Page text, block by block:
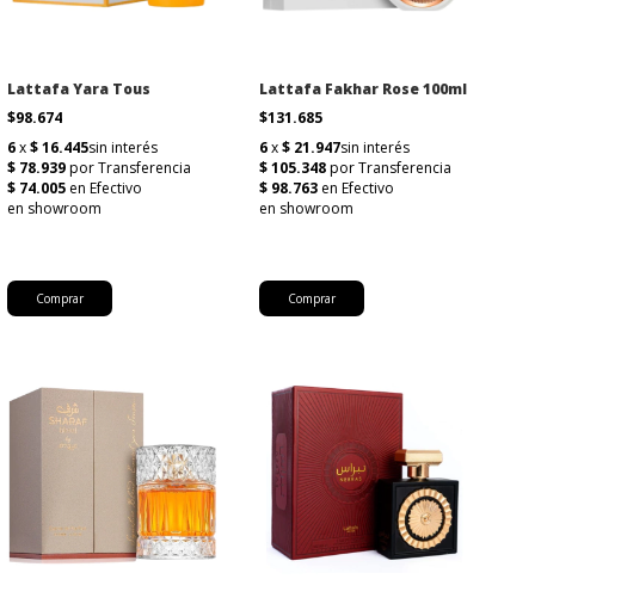
Lattafa Yara Tous
$98.674
Comprar
Lattafa Fakhar Rose 100ml
$131.685